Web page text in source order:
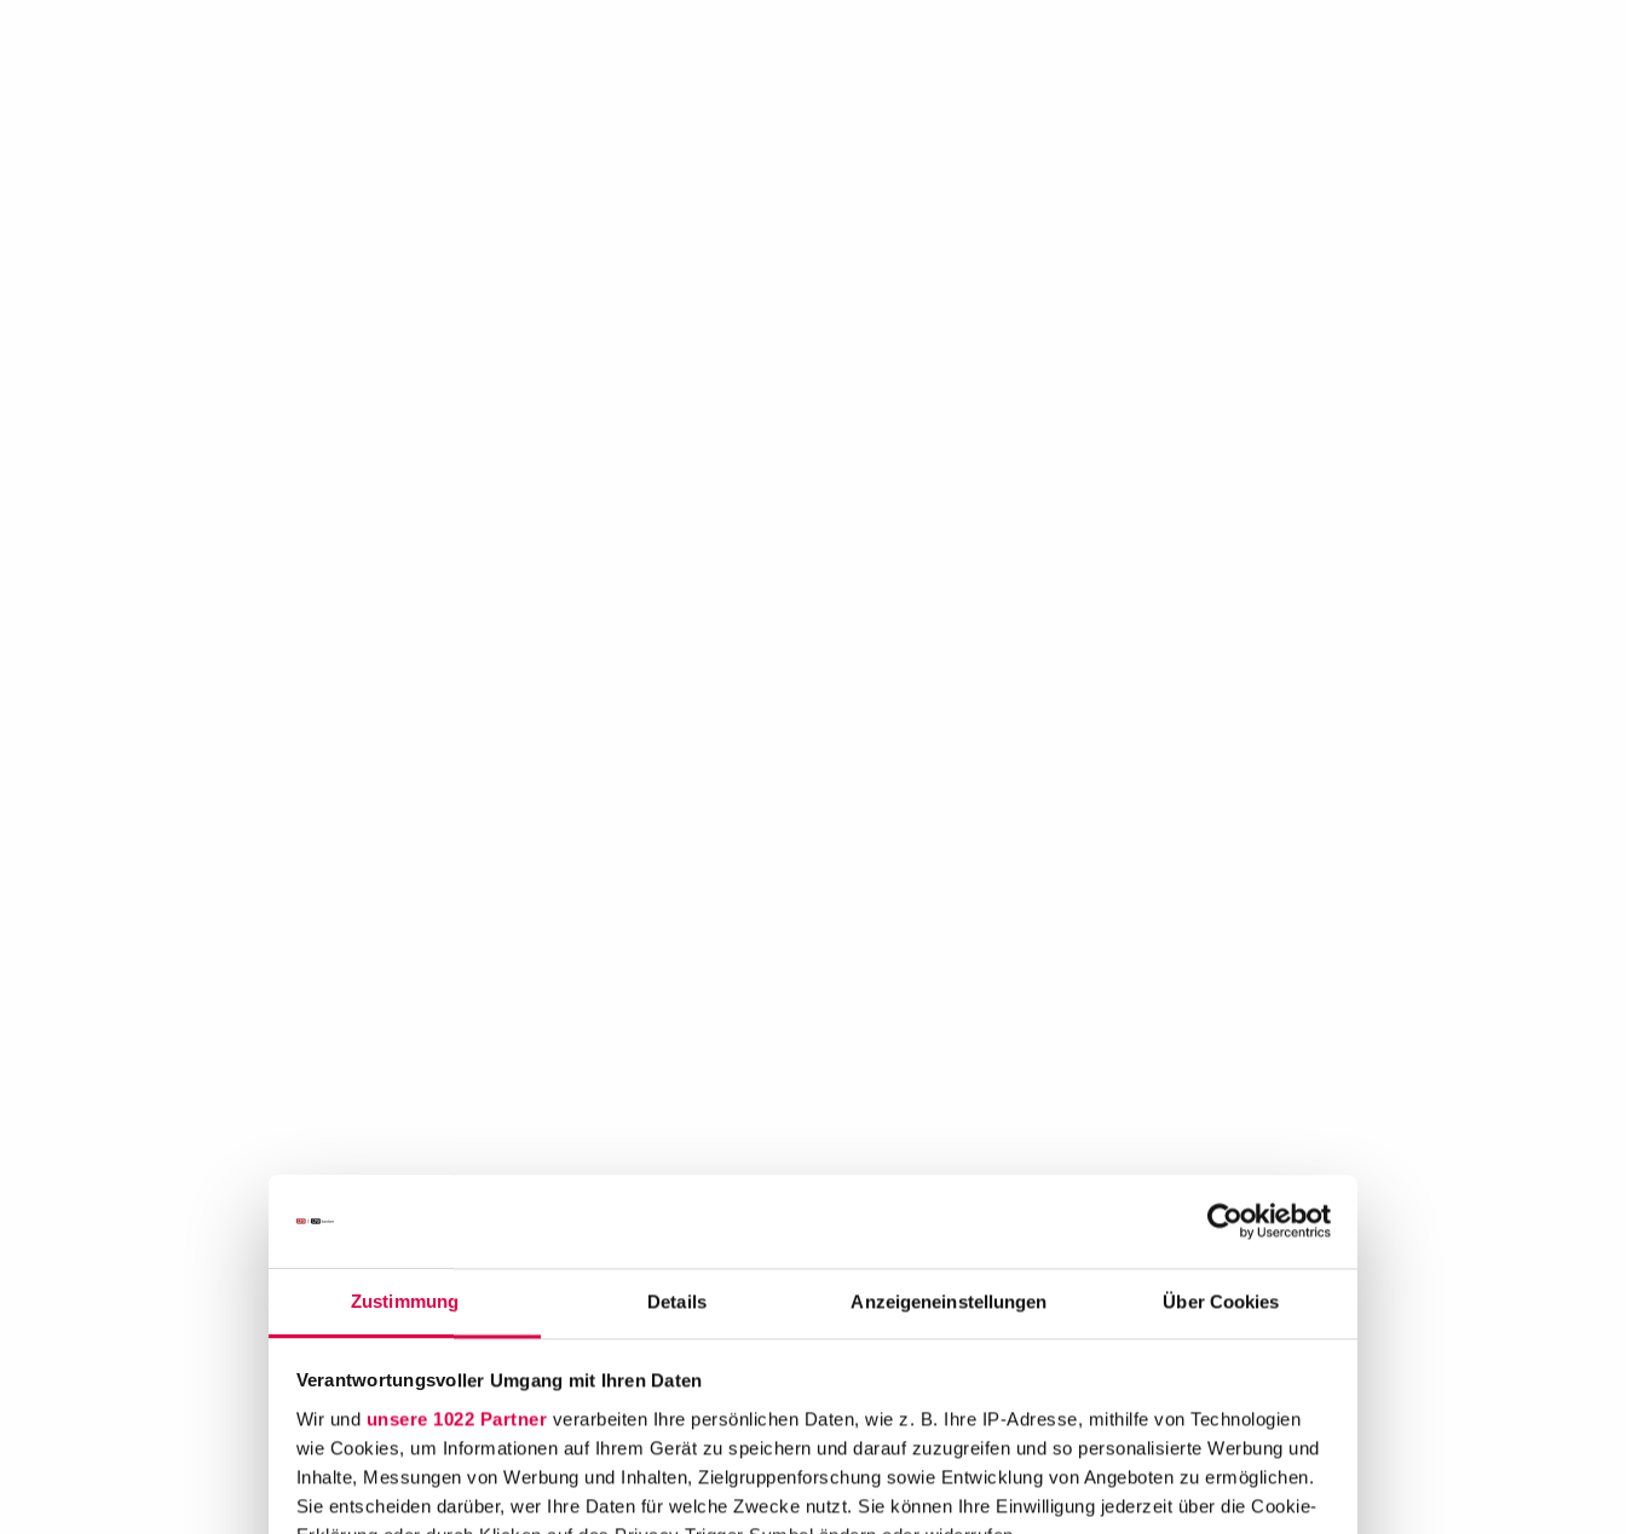
Zustimmung Details Anzeigeneinstellungen Über Cookies
Verantwortungsvoller Umgang mit Ihren Daten
Wir und unsere 1022 Partner verarbeiten Ihre persönlichen Daten, wie z. B. Ihre IP-Adresse, mithilfe von Technologien
wie Cookies, um Informationen auf Ihrem Gerät zu speichern und darauf zuzugreifen und so personalisierte Werbung und
Inhalte, Messungen von Werbung und Inhalten, Zielgruppenforschung sowie Entwicklung von Angeboten zu ermöglichen.
Sie entscheiden darüber, wer Ihre Daten für welche Zwecke nutzt. Sie können Ihre Einwilligung jederzeit über die Cookie-